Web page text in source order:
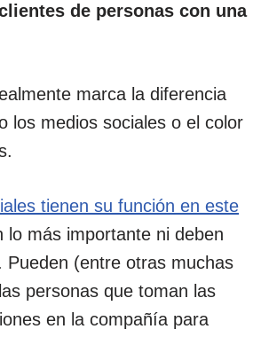
de personas con una
marca la diferencia
los medios sociales o el color
tienen su función en este
lo más importante ni deben
Pueden (entre otras muchas
personas que toman las
en la compañía para